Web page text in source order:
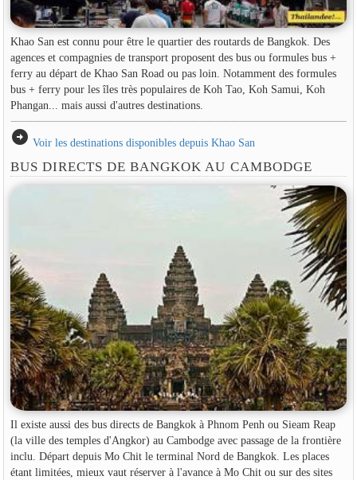
Khao San est connu pour être le quartier des routards de Bangkok. Des
agences et compagnies de transport proposent des bus ou formules bus +
ferry au départ de Khao San Road ou pas loin. Notamment des formules
bus + ferry pour les îles très populaires de Koh Tao, Koh Samui, Koh
Phangan... mais aussi d'autres destinations.
arrow_circle_right Voir les destinations disponibles depuis Khao San
BUS DIRECTS DE BANGKOK AU CAMBODGE
Il existe aussi des bus directs de Bangkok à Phnom Penh ou Sieam Reap
(la ville des temples d'Angkor) au Cambodge avec passage de la frontière
inclu. Départ depuis Mo Chit le terminal Nord de Bangkok. Les places
étant limitées, mieux vaut réserver à l'avance à Mo Chit ou sur des sites